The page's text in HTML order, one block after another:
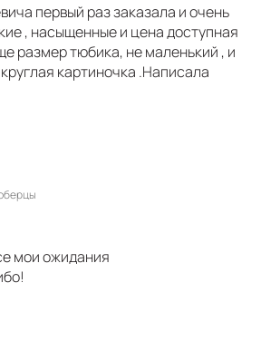
первый раз заказала и очень
, насыщенные и цена доступная
размер тюбика, не маленький , и
картиночка .Написала
мои ожидания